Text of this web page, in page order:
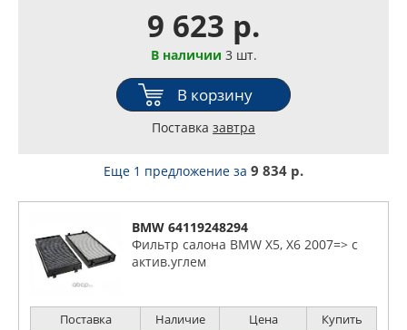
9 623 р.
В наличии 3 шт.
В корзину
Поставка завтра
Еще 1 предложение за 9 834 р.
BMW 64119248294
Фильтр салона BMW X5, X6 2007=> с
актив.углем
Поставка Наличие Цена Купить